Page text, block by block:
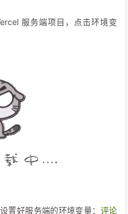
服务端项目，点击环境变
置好服务端的环境变量： 评论